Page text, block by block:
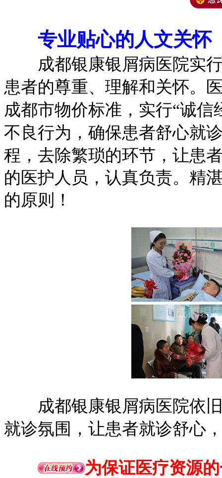
专业贴心的人文关怀
成都银康银屑病医院实行
患者的尊重、理解和关怀。
成都市物价标准，实行“诚
不良行为，确保患者舒心就
程，去除繁琐的环节，让患
的医护人员，认真负责。精
的原则！
成都银康银屑病医院依旧
就诊氛围，让患者就诊舒心
为保证医疗资源